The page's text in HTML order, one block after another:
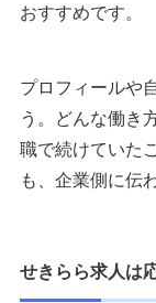
おすすめです。
プロフィールや
う。どんな働き
職で続けていた
も、企業側に伝
せきらら求人は